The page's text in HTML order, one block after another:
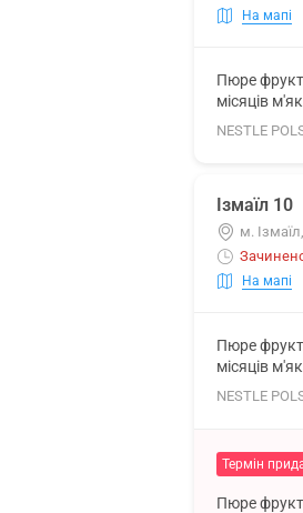
На мапі
Пюре
місяців
NESTLE
Ізмаїл 10
м.
На мапі
Пюре
місяців
NESTLE
Термін
Пюре